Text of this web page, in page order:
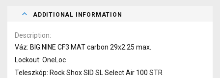
ADDITIONAL INFORMATION
Description
Váz: BIG.NINE CF3 MAT carbon 29x2.25 max.
Lockout: OneLoc
Teleszkóp: Rock Shox SID SL Select Air 100 STR